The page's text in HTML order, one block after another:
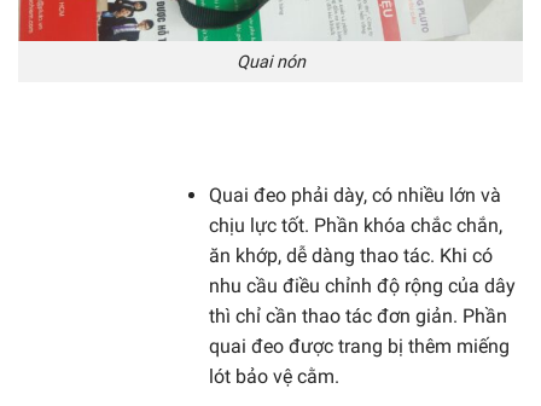
Quai nón
Quai đeo phải dày, có nhiều lớn và
chịu lực tốt. Phần khóa chắc chắn,
ăn khớp, dễ dàng thao tác. Khi có
nhu cầu điều chỉnh độ rộng của dây
thì chỉ cần thao tác đơn giản. Phần
quai đeo được trang bị thêm miếng
lót bảo vệ cằm.